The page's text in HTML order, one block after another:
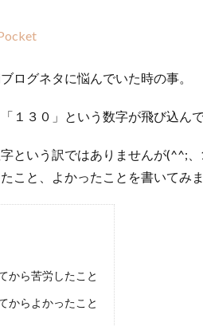
ログネタに悩んでいた時の事。
１３０」という数字が飛び込んで
という訳ではありませんが(^^;
こと、よかったことを書いてみま
から苦労したこと
からよかったこと